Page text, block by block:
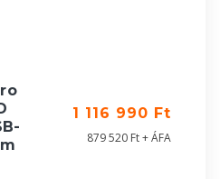
1 116 990 Ft
879 520 Ft + ÁFA